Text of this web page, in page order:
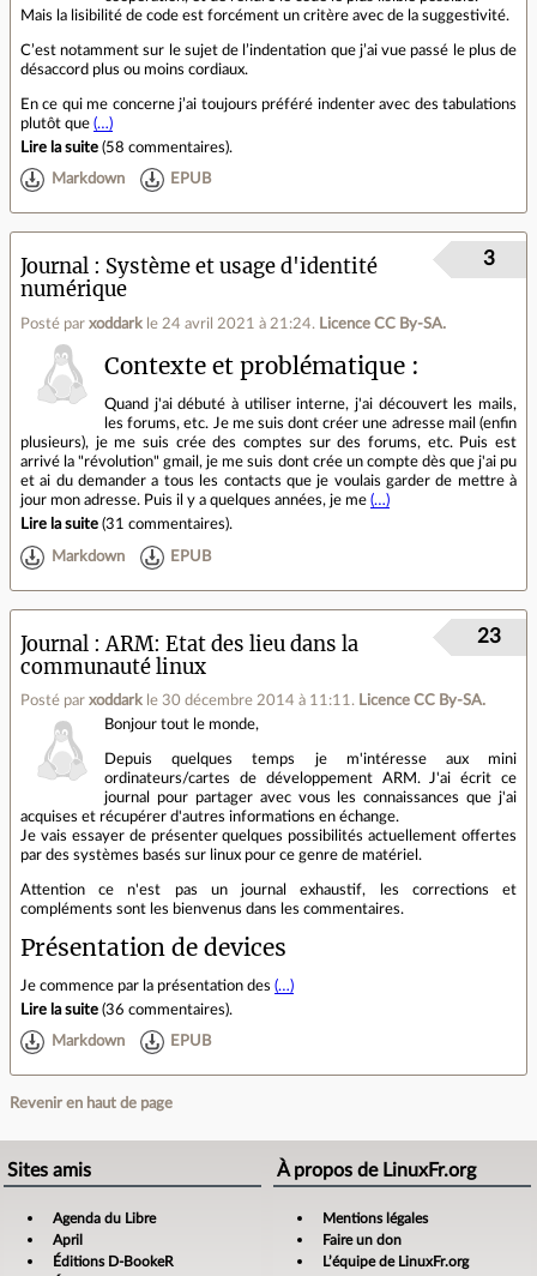
Mais la lisibilité de code est forcément un critère avec de la suggestivité.
C’est notamment sur le sujet de l’indentation que j’ai vue passé le plus de
désaccord plus ou moins cordiaux.
En ce qui me concerne j’ai toujours préféré indenter avec des tabulations
plutôt que (…)
Lire la suite (58 commentaires).
Markdown EPUB
Journal
Système et usage d'identité
numérique
Posté par xoddark le 24 avril 2021 à 21:24. Licence CC By‑SA.
3
Contexte et problématique :
Quand j'ai débuté à utiliser interne, j'ai découvert les mails,
les forums, etc. Je me suis dont créer une adresse mail (enfin
plusieurs), je me suis crée des comptes sur des forums, etc. Puis est
arrivé la "révolution" gmail, je me suis dont crée un compte dès que j'ai pu
et ai du demander a tous les contacts que je voulais garder de mettre à
jour mon adresse. Puis il y a quelques années, je me (…)
Lire la suite (31 commentaires).
Markdown EPUB
Journal
ARM: Etat des lieu dans la
communauté linux
Posté par xoddark le 30 décembre 2014 à 11:11 . Licence CC By‑SA.
23
Bonjour tout le monde,
Depuis quelques temps je m'intéresse aux mini
ordinateurs/cartes de développement ARM. J'ai écrit ce
journal pour partager avec vous les connaissances que j'ai
acquises et récupérer d'autres informations en échange.
Je vais essayer de présenter quelques possibilités actuellement offertes
par des systèmes basés sur linux pour ce genre de matériel.
Attention ce n'est pas un journal exhaustif, les corrections et
compléments sont les bienvenus dans les commentaires.
Présentation de devices
Je commence par la présentation des (…)
Lire la suite (36 commentaires).
Markdown EPUB
Revenir en haut de page
Sites amis
Agenda du Libre
April
Éditions D-BookeR
À propos de LinuxFr.org
Mentions légales
Faire un don
L’équipe de LinuxFr.org